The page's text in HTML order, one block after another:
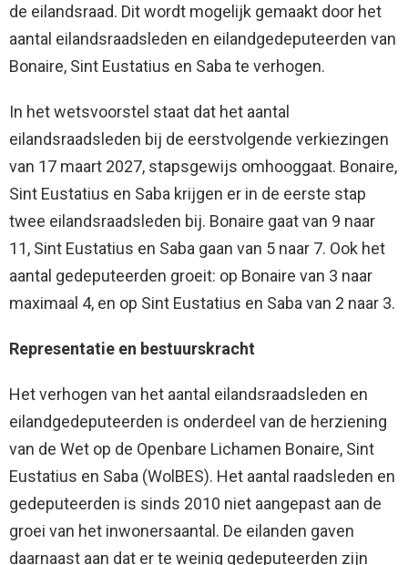
de eilandsraad. Dit wordt mogelijk gemaakt door het
aantal eilandsraadsleden en eilandgedeputeerden van
Bonaire, Sint Eustatius en Saba te verhogen.
In het wetsvoorstel staat dat het aantal
eilandsraadsleden bij de eerstvolgende verkiezingen
van 17 maart 2027, stapsgewijs omhooggaat. Bonaire,
Sint Eustatius en Saba krijgen er in de eerste stap
twee eilandsraadsleden bij. Bonaire gaat van 9 naar
11, Sint Eustatius en Saba gaan van 5 naar 7. Ook het
aantal gedeputeerden groeit: op Bonaire van 3 naar
maximaal 4, en op Sint Eustatius en Saba van 2 naar 3.
Representatie en bestuurskracht
Het verhogen van het aantal eilandsraadsleden en
eilandgedeputeerden is onderdeel van de herziening
van de Wet op de Openbare Lichamen Bonaire, Sint
Eustatius en Saba (WolBES). Het aantal raadsleden en
gedeputeerden is sinds 2010 niet aangepast aan de
groei van het inwonersaantal. De eilanden gaven
daarnaast aan dat er te weinig gedeputeerden zijn